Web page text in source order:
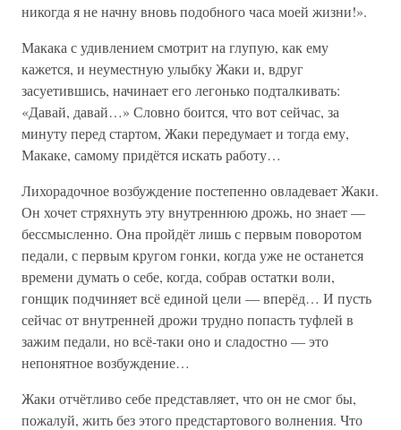
никогда я не начну вновь подобного часа моей жизни!».
Макака с удивлением смотрит на глупую, как ему
кажется, и неуместную улыбку Жаки и, вдруг
засуетившись, начинает его легонько подталкивать:
«Давай, давай…» Словно боится, что вот сейчас, за
минуту перед стартом, Жаки передумает и тогда ему,
Макаке, самому придётся искать работу…
Лихорадочное возбуждение постепенно овладевает Жаки.
Он хочет стряхнуть эту внутреннюю дрожь, но знает —
бессмысленно. Она пройдёт лишь с первым поворотом
педали, с первым кругом гонки, когда уже не останется
времени думать о себе, когда, собрав остатки воли,
гонщик подчиняет всё единой цели — вперёд… И пусть
сейчас от внутренней дрожи трудно попасть туфлей в
зажим педали, но всё-таки оно и сладостно — это
непонятное возбуждение…
Жаки отчётливо себе представляет, что он не смог бы,
пожалуй, жить без этого предстартового волнения. Что